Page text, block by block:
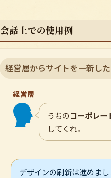
会話上での使用例
経営層からサイトを一新し
経営層
うちのコーポレー
してくれ。
デザインの刷新は進めま